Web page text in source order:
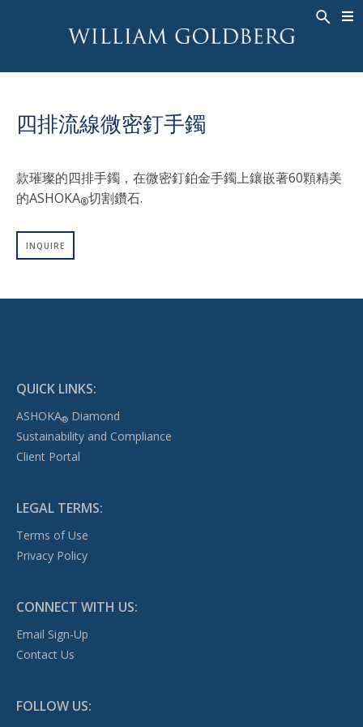
高級珠寶
男戒
吊墜
耳飾
手鐲
钟表
ASHOKA 珠宝
戒指
MEN'S RINGS
項鍊
吊墜
耳飾
歷史
ASHOKA®
四排流線微密釘手鐲
款璀璨的四排手鐲，在微密釘鉑金手鐲上鑲嵌著60顆精美
的ASHOKA®切割鑽石.
INQUIRE
QUICK LINKS:
ASHOKA®Diamond
Sustainability and Compliance
Client Portal
LEGAL TERMS:
Terms of Use
Privacy Policy
CONNECT WITH US:
Email Sign-Up
Contact Us
FOLLOW US: